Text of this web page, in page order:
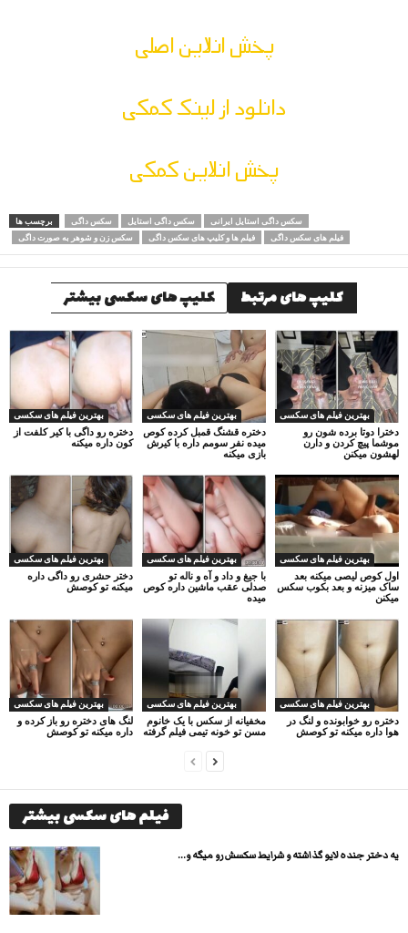
پخش انلاین اصلی
دانلود از لینک کمکی
پخش انلاین کمکی
برچسب ها سکس داگی سکس داگی استایل
سکس داگی استایل ایرانی
سکس زن و شوهر به صورت داگی
فیلم ها و کلیپ های سکس داگی فیلم های سکس داگی
کلیپ های مرتبط کلیپ های سکسی بیشتر
بهترین فیلم های سکسی
دختره رو داگی با کیر کلفت از
کون داره میکنه
بهترین فیلم های سکسی
دختره قشنگ قمبل کرده کوص
میده نفر سومم داره با کیرش
بازی میکنه
بهترین فیلم های سکسی
دخترا دوتا برده شون رو
موشما پیچ کردن و دارن
لهشون میکنن
بهترین فیلم های سکسی
دختر حشری رو داگی داره
میکنه تو کوصش
بهترین فیلم های سکسی
با جیغ و داد و آه و ناله تو
صدلی عقب ماشین داره کوص
میده
بهترین فیلم های سکسی
اول کوص لیصی میکنه بعد
ساک میزنه و بعد بکوب سکس
میکنن
بهترین فیلم های سکسی
لنگ های دختره رو باز کرده و
داره میکنه تو کوصش
بهترین فیلم های سکسی
مخفیانه از سکس با یک خانوم
مسن تو خونه تیمی فیلم گرفته
بهترین فیلم های سکسی
دختره رو خوابونده و لنگ در
هوا داره میکنه تو کوصش
فیلم های سکسی بیشتر
یه دختر جنده لایو گذاشته و شرایط سکسش رو میگه و...